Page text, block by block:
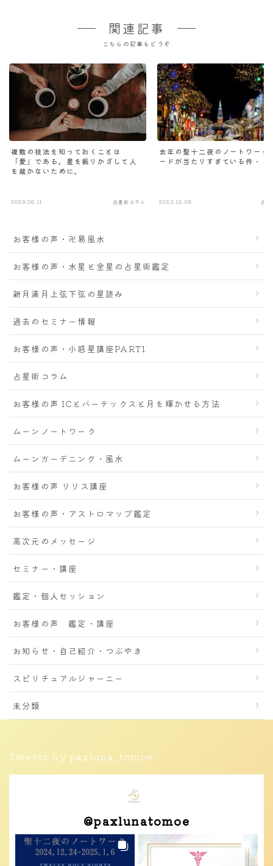
関連記事
こちらの記事もどうぞ
複数の技法を知っておくことは
「愛」である。星を振りかざして人
を裁かないために。
2023.06.11 占星術コラム
去年の聖十二夜のノートワーク
ードが当たりすぎている件・
2022.12.09 占
お客様の声・卍易風水
お客様の声・水星と金星の占星術鑑定
新月満月上弦下弦の星読み
過去のセミナー情報
お客様の声・小惑星講座PART1
占星術コラム
お客様の声 ICとバーテックスと月を輝かせる方法
ムーンノートワーク
ムーンガーデニング・風水
お客様の声 リリス講座
お客様の声・アストロマップ鑑定
高次元のメッセージ
セミナー・講座
鑑定・個人セッション
お客様の声 鑑定・講座
お知らせ・自己紹介・つぶやき
スピリチュアルジャーニー
未分類
Tweets by paxluna_tomoe
@paxlunatomoe